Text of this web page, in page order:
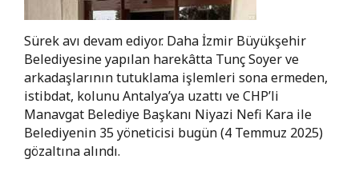
Sürek avı devam ediyor. Daha İzmir Büyükşehir
Belediyesine yapılan harekâtta Tunç Soyer ve
arkadaşlarının tutuklama işlemleri sona ermeden,
istibdat, kolunu Antalya’ya uzattı ve CHP’li
Manavgat Belediye Başkanı Niyazi Nefi Kara ile
Belediyenin 35 yöneticisi bugün (4 Temmuz 2025)
gözaltına alındı.